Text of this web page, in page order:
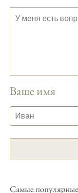
влияющих
фазах
рыбы.
Прогноз
условия и
Ваше имя
Самые популярные